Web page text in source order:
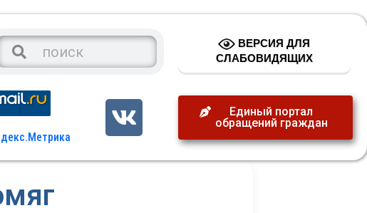
ВЕРСИЯ ДЛЯ
СЛАБОВИДЯЩИХ
Единый портал
обращений граждан